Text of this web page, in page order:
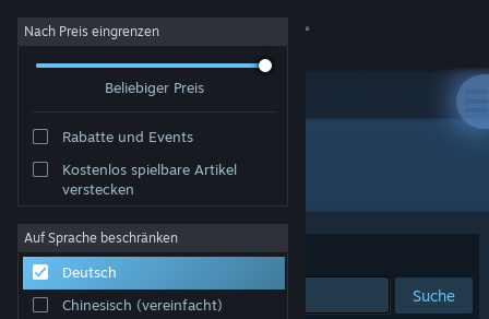
Anmelden
Info
Support
Nach Preis eingrenzen
Beliebiger Preis
Rabatte und Events
Kostenlos spielbare Artikel
verstecken
Auf Sprache beschränken
Deutsch
Chinesisch (vereinfacht)
Entwickler: Warkus
Sortieren nach Relevanz
Suche